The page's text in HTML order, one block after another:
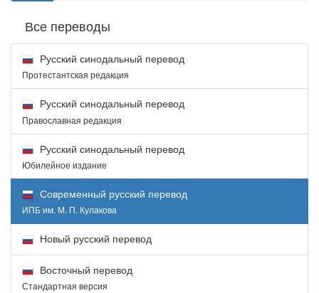
Все переводы
Русский синодальный перевод
Протестантская редакция
Русский синодальный перевод
Православная редакция
Русский синодальный перевод
Юбилейное издание
Современный русский перевод
ИПБ им. М. П. Кулакова
Новый русский перевод
Восточный перевод
Стандартная версия